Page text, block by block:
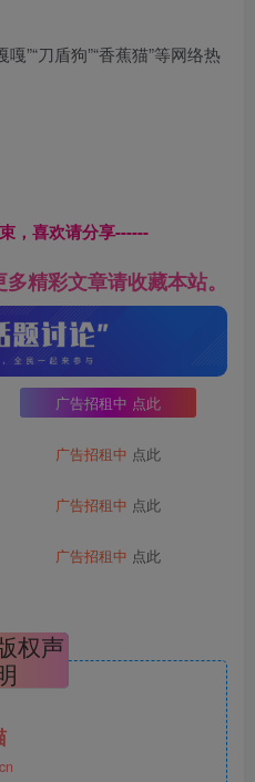
”“刀盾狗”“香蕉猫”等网络热
，喜欢请分享------
精彩文章请收藏本站。
广告招租中 点此
广告招租中 点此
广告招租中 点此
广告招租中 点此
权声